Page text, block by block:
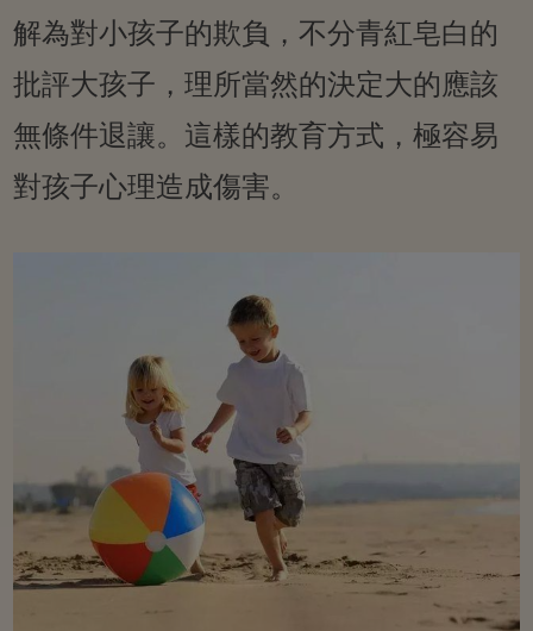
解為對小孩子的欺負，不分青紅皂白的
批評大孩子，理所當然的決定大的應該
無條件退讓。這樣的教育方式，極容易
對孩子心理造成傷害。